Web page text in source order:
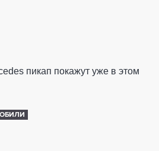
пикап покажут уже в этом